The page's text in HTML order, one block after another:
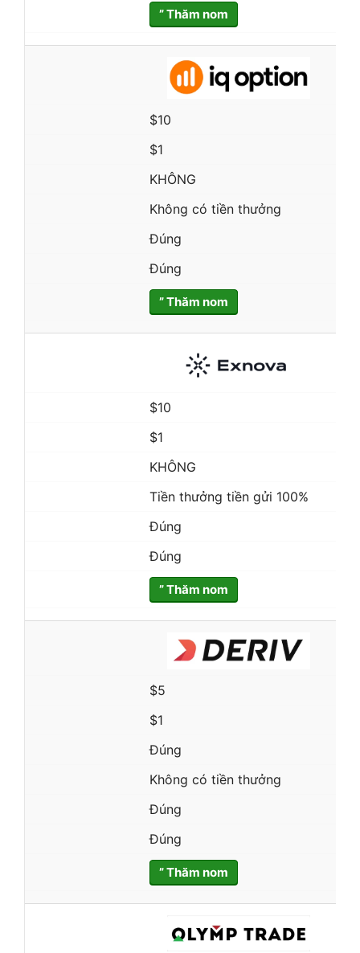
” Thăm nom
$10
$1
KHÔNG
Không có tiền thưởng
Đúng
Đúng
” Thăm nom
$10
$1
KHÔNG
Tiền thưởng tiền gửi 100%
Đúng
Đúng
” Thăm nom
$5
$1
Đúng
Không có tiền thưởng
Đúng
Đúng
” Thăm nom